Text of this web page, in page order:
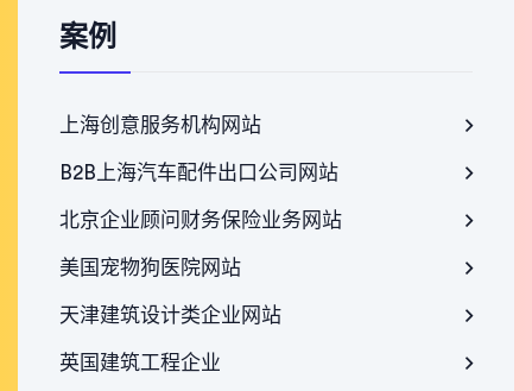
案例
上海创意服务机构网站
B2B上海汽车配件出口公司网站
北京企业顾问财务保险业务网站
美国宠物狗医院网站
天津建筑设计类企业网站
英国建筑工程企业